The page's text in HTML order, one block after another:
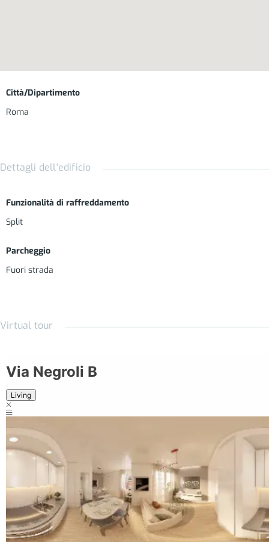
giorno/notte sono climatizzati separatamente;
Infissi a bassa trasmissività con apertura a vasistas per il
ricircolo dell’aria ed ottimo confort acustico;
Portoncino di ingresso blindato con cilindro europeo;
Predisposizione per lavatrice in vano dedicato;
consumo di acqua;
Bagni completi di piano lavabo, cassettiere e box doccia;
Gres porcellanato in pasta con altissima resistenza all’usura;
Illuminazione led controllata mediante domotica e tagli di luce
dedicati;
Prese USB a parete;
Città/Dipartimento
Roma
Dettagli dell'edificio
Funzionalità di raffreddamento
Split
Parcheggio
Fuori strada
Virtual tour